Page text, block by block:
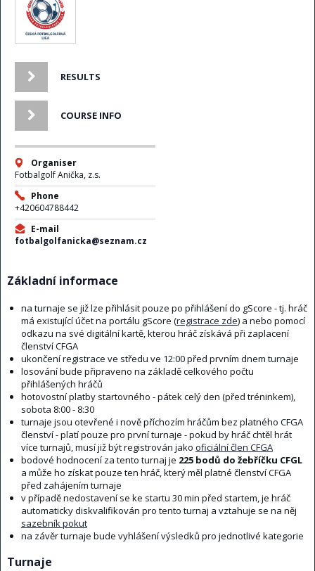
RESULTS
COURSE INFO
Organiser
Fotbalgolf Anička, z.s.
Phone
+420604788442
E-mail
fotbalgolfanicka@seznam.cz
Základní informace
na turnaje se již lze přihlásit pouze po přihlášení do gScore - tj. hráč
má existující účet na portálu gScore (registrace zde) a nebo pomocí
odkazu na své digitální kartě, kterou hráč získává při zaplacení
členství CFGA
ukončení registrace ve středu ve 12:00 před prvním dnem turnaje
losování bude připraveno na základě celkového počtu
přihlášených hráčů
hotovostní platby startovného - pátek celý den (před tréninkem),
sobota 8:00 - 8:30
turnaje jsou otevřené i nově příchozím hráčům bez platného CFGA
členství - platí pouze pro první turnaje - pokud by hráč chtěl hrát
více turnajů, musí již být registrován jako oficiální člen CFGA
bodové hodnocení za tento turnaj je 225 bodů do žebříčku CFGL
a může ho získat pouze ten hráč, který měl platné členství CFGA
před zahájením turnaje
v případě nedostavení se ke startu 30 min před startem, je hráč
automaticky diskvalifikován pro tento turnaj a vztahuje se na něj
sazebník pokut
na závěr turnaje bude vyhlášení výsledků pro jednotlivé kategorie
Turnaje